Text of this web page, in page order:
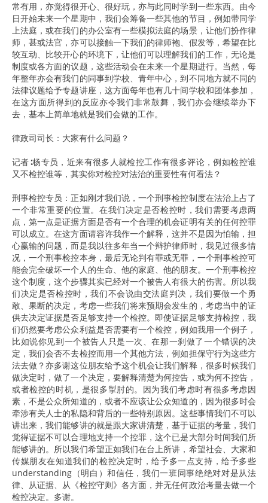
常有用，亦觉得很开心、很好玩，亦与此同时学到一些东西。由今
日开始未来一个星期中，我们会筹备一些其他的节目，例如带同学
上法庭，或在我们的办公室有一些模拟法庭的场景，让他们扮作律
师，甚或法官，亦可以接触一下我们的律师袍、假发等，希望在比
较互动、比较开心的环境下，让他们可以理解我们的工作，无论是
制度或各方面的议题，这些活动会在未来一个星期进行。当然，每
年整年亦会有我们的同事到学校、青年中心，到不同地方就不同的
法律议题给予专题讲座，这方面每年也有几十间学校和团体参加，
在这方面所得到的反应亦令我们非常鼓舞，我们亦会继续举办下
去，基本上简单地就是我们会做的工作。
律政司司长：大家有什么问题？
记者∶杨专员，近来有很多人就检控工作有很多评论，例如检控谁
又不检控谁等，其实你对检控对法治的重要性有何看法？
刑事检控专员：正如刚才我们说，一个刑事检控制度在法治上占了
一个非常重要的位置。在我们决定是否检控时，我们需要考虑两
点，第一点是证据方面是否有一个合理的机会证明有关的任何控罪
可以成立。在这方面请容许我作一个解释，这并不是因为怕输，担
心赢输的问题，而是我以往多年当一个辩护律师时，我见过很多情
况，一个刑事检控本身，最后无论判有罪或无罪，一个刑事检控可
能会完全破坏一个人的生命、他的家庭、他的朋友。一个刑事检控
这个制度，这个步骤其实已经对一个被告人有很大的伤害。所以我
们决定是否检控时，我们不会说由交法庭判决，我们要做一个勇
敢、果断的决定，考虑一些我们将来预期会发生的，考虑当中的证
供去决定证据是否足够支持一个检控。即使证据足够支持检控，我
们仍然要考虑公众利益是否需要有一个检控，例如我用一个例子，
比如说你见到一个被告人只是一次、在那一刹做了一个错误的决
定，我们会否不去检控而用一个其他方法，例如担保守行为这些方
法去做？亦多谢这位朋友给予这个机会让我们解释，很多时候我们
做决定时，做了一个决定，要解释清楚为何控告，或为何不控告，
或者检控的时机，是很多掣肘的。因为我们考虑时有很多考虑因
素，不是公众所知道的，或者不应该让公众知道的，因为很多时会
牵涉有关人士的私隐和背后的一些特别原因。这些事情我们不可以
讲出来，我们能够讲的就是跟大家讲清楚，基于证据的考量，我们
觉得证据不可以合理地支持一个控罪，这个已是大部分时间我们所
能够讲的。所以我们希望正如我们在台上所讲，希望社会、大家和
传媒朋友在知道我们的检控决定时，给予多一点支持，给予多些
understanding（明白）和信任，我们一班同事绝绝对对是从法
律、从证据、从《检控守则》各方面，并无任何政治考量去做一个
检控决定。多谢。